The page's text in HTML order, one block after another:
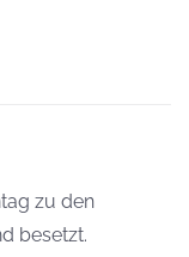
zu den
besetzt.